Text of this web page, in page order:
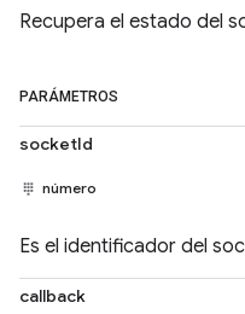
Recupera el estado del
PARÁMETROS
socketId
número
Es el identificador del
callback